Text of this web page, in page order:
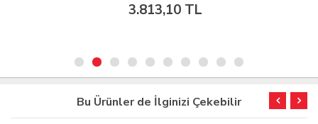
3.813,10 TL
Bu Ürünler de İlginizi Çekebilir